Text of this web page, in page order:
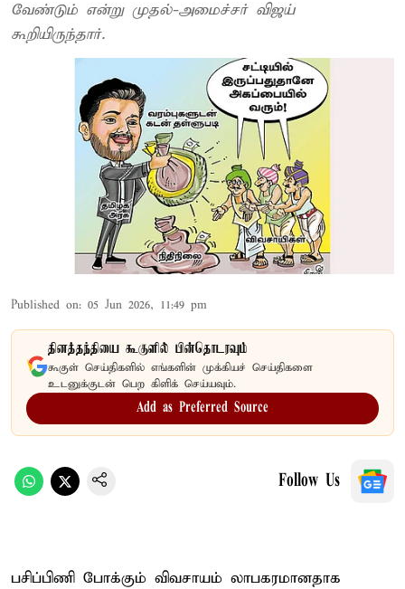
வேண்டும் என்று முதல்-அமைச்சர் விஜய்
கூறியிருந்தார்.
Published on: 05 Jun 2026, 11:49 pm
தினத்தந்தியை கூகுளில் பின்தொடரவும்
கூகுள் செய்திகளில் எங்களின் முக்கியச் செய்திகளை
உடனுக்குடன் பெற கிளிக் செய்யவும்.
Add as Preferred Source
Follow Us
பசிப்பிணி போக்கும் விவசாயம் லாபகரமானதாக